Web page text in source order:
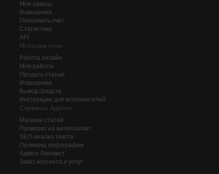
Мои заказы
Извещения
Пополнить счёт
Статистика
API
Исполнителю
Работа онлайн
Мои работы
Продать статью
Извещения
Вывод средств
Инструкции для исполнителей
Сервисы Адвего
Магазин статей
Проверка на антиплагиат
SEO-анализ текста
Проверка орфографии
Адвего Лингвист
Заказ контента и услуг